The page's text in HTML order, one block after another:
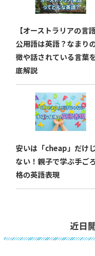
【オーストラリアの言語
公用語は英語？なまり
徴や話されている言葉
底解説
安いは「cheap」だけ
ない！親子で学ぶ手ご
格の英語表現
近日